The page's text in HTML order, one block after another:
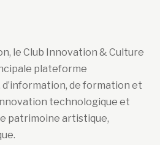
le Club Innovation & Culture
plateforme
de formation et
technologique et
patrimoine artistique,